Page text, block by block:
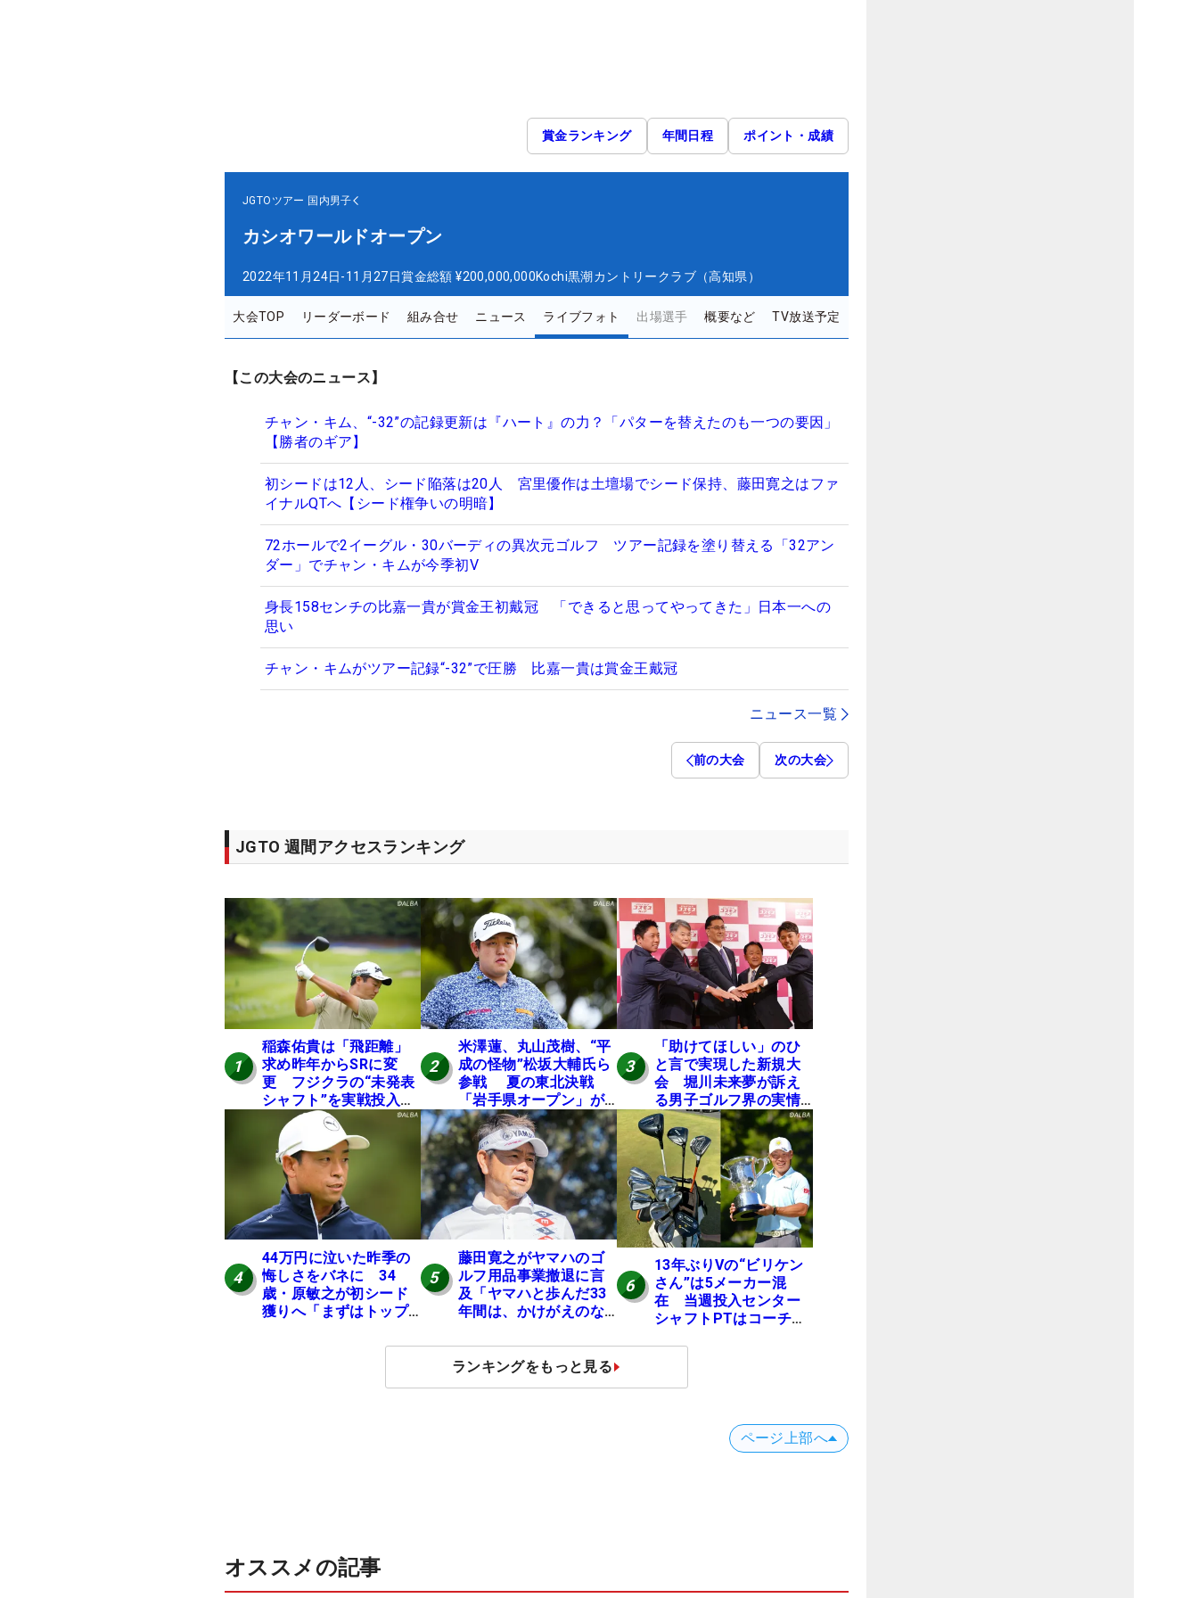
賞金ランキング 年間日程 ポイント・成績
JGTOツアー 国内男子
カシオワールドオープン
2022年11月24日-11月27日賞金総額 ¥200,000,000Kochi黒潮カントリークラブ（高知県）
大会TOP リーダーボード 組み合せ ニュース ライブフォト 出場選手 概要など TV放送予定
【この大会のニュース】
チャン・キム、“-32”の記録更新は『ハート』の力？「パターを替えたのも一つの要因」
【勝者のギア】
初シードは12人、シード陥落は20人 宮里優作は土壇場でシード保持、藤田寛之はファ
イナルQTへ【シード権争いの明暗】
72ホールで2イーグル・30バーディの異次元ゴルフ ツアー記録を塗り替える「32アン
ダー」でチャン・キムが今季初V
身長158センチの比嘉一貴が賞金王初戴冠 「できると思ってやってきた」日本一への
思い
チャン・キムがツアー記録“-32”で圧勝 比嘉一貴は賞金王戴冠
ニュース一覧
前の大会 次の大会
JGTO 週間アクセスランキング
1
稲森佑貴は「飛距離」
求め昨年からSRに変
更 フジクラの“未発表
シャフト”を実戦投入し
好感触「つかまえにい
ける」【男子ツアーの
ヒトネタ！】
2
米澤蓮、丸山茂樹、“平
成の怪物”松坂大輔氏ら
参戦 夏の東北決戦
「岩手県オープン」が8
日開幕
3
「助けてほしい」のひ
と言で実現した新規大
会 堀川未来夢が訴え
る男子ゴルフ界の実情
と開催の舞台裏
4
44万円に泣いた昨季の
悔しさをバネに 34
歳・原敏之が初シード
獲りへ「まずはトップ
5
藤田寛之がヤマハのゴ
ルフ用品事業撤退に言
及「ヤマハと歩んだ33
年間は、かけがえのな
6
13年ぶりVの“ビリケン
さん”は5メーカー混
在 当週投入センター
シャフトPTはコーチの
ランキングをもっと見る
ページ上部へ
オススメの記事